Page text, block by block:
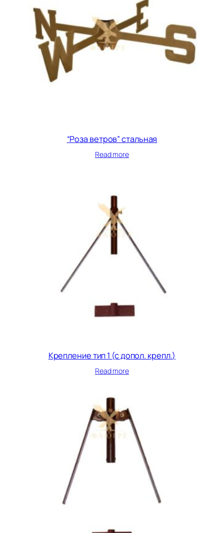
“Роза ветров” стальная
Read more
Крепление тип 1 (с допол. крепл.)
Read more